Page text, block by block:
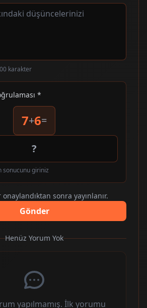
karakter
*
7+6=
sonucunu giriniz
sonra yayınlanır.
Gönder
Henüz Yorum Yok
yapılmamış. İlk yorumu